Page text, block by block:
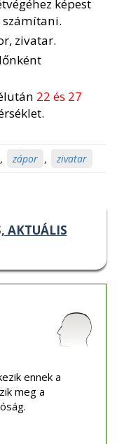
képest
zivatar.
22 és 27
, zápor , zivatar
AKTUÁLIS
ennek a
meg a